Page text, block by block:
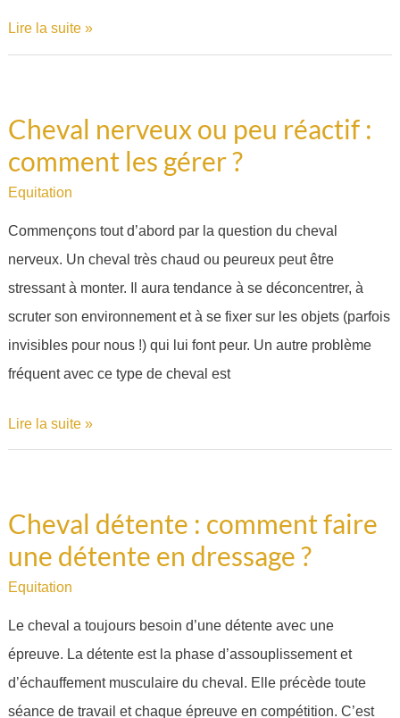
Lire la suite »
Cheval nerveux ou peu réactif :
comment les gérer ?
Equitation
Commençons tout d’abord par la question du cheval
nerveux. Un cheval très chaud ou peureux peut être
stressant à monter. Il aura tendance à se déconcentrer, à
scruter son environnement et à se fixer sur les objets (parfois
invisibles pour nous !) qui lui font peur. Un autre problème
fréquent avec ce type de cheval est
Cheval
nerveux
réactif
:
comment
les
gérer
?
Lire la suite »
Cheval détente : comment faire
une détente en dressage ?
Equitation
Le cheval a toujours besoin d’une détente avec une
épreuve. La détente est la phase d’assouplissement et
d’échauffement musculaire du cheval. Elle précède toute
séance de travail et chaque épreuve en compétition. C’est
Cheval
détente
faire
une
détente